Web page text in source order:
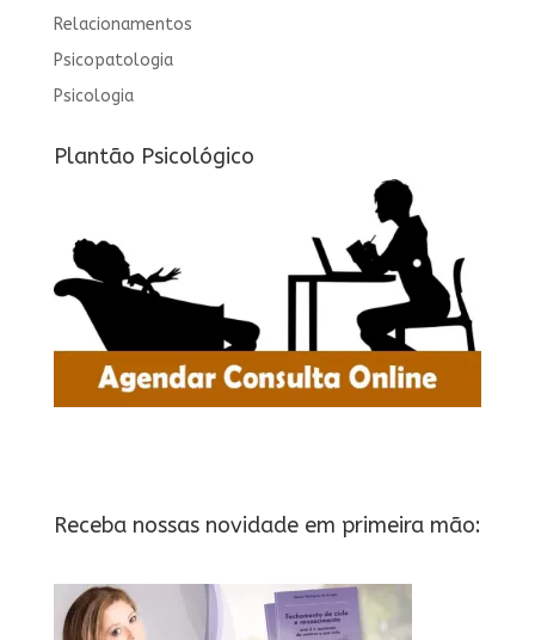
Relacionamentos
Psicopatologia
Psicologia
Plantão Psicológico
Receba nossas novidade em primeira mão: